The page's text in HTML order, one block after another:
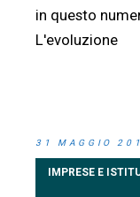
in questo numero: Imprese e
L'evoluzione
31 MAGGIO
IMPRESE E